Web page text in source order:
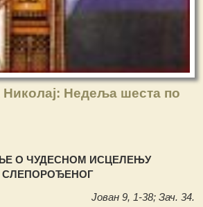
Недеља шеста по
О ЧУДЕСНОМ ИСЦЕЛЕЊУ
СЛЕПОРОЂЕНОГ
Јован 9, 1-38; Зач. 34.